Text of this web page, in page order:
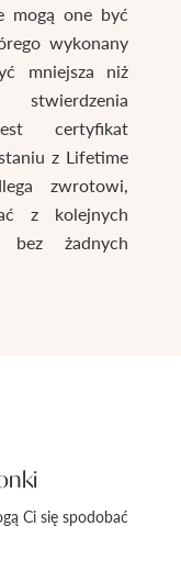
mogą one być
wykonany
mniejsza niż
certyfikat
z Lifetime
zwrotowi,
z kolejnych
żadnych
Ci się spodobać